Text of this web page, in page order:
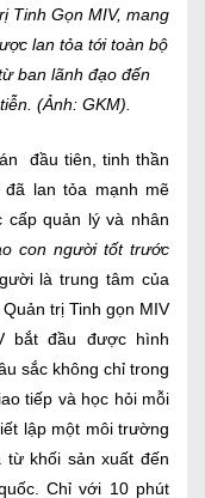
Tinh Gọn MIV, mang
lan tỏa tới toàn bộ
ban lãnh đạo đến
(Ảnh: GKM).
đầu tiên, tinh thần
đã lan tỏa mạnh mẽ
cấp quản lý và nhân
con người tốt trước
là trung tâm của
trị Tinh gọn MIV
bắt đầu được hình
sắc không chỉ trong
tiếp và học hỏi mỗi
lập một môi trường
từ khối sản xuất đến
Chỉ với 10 phút